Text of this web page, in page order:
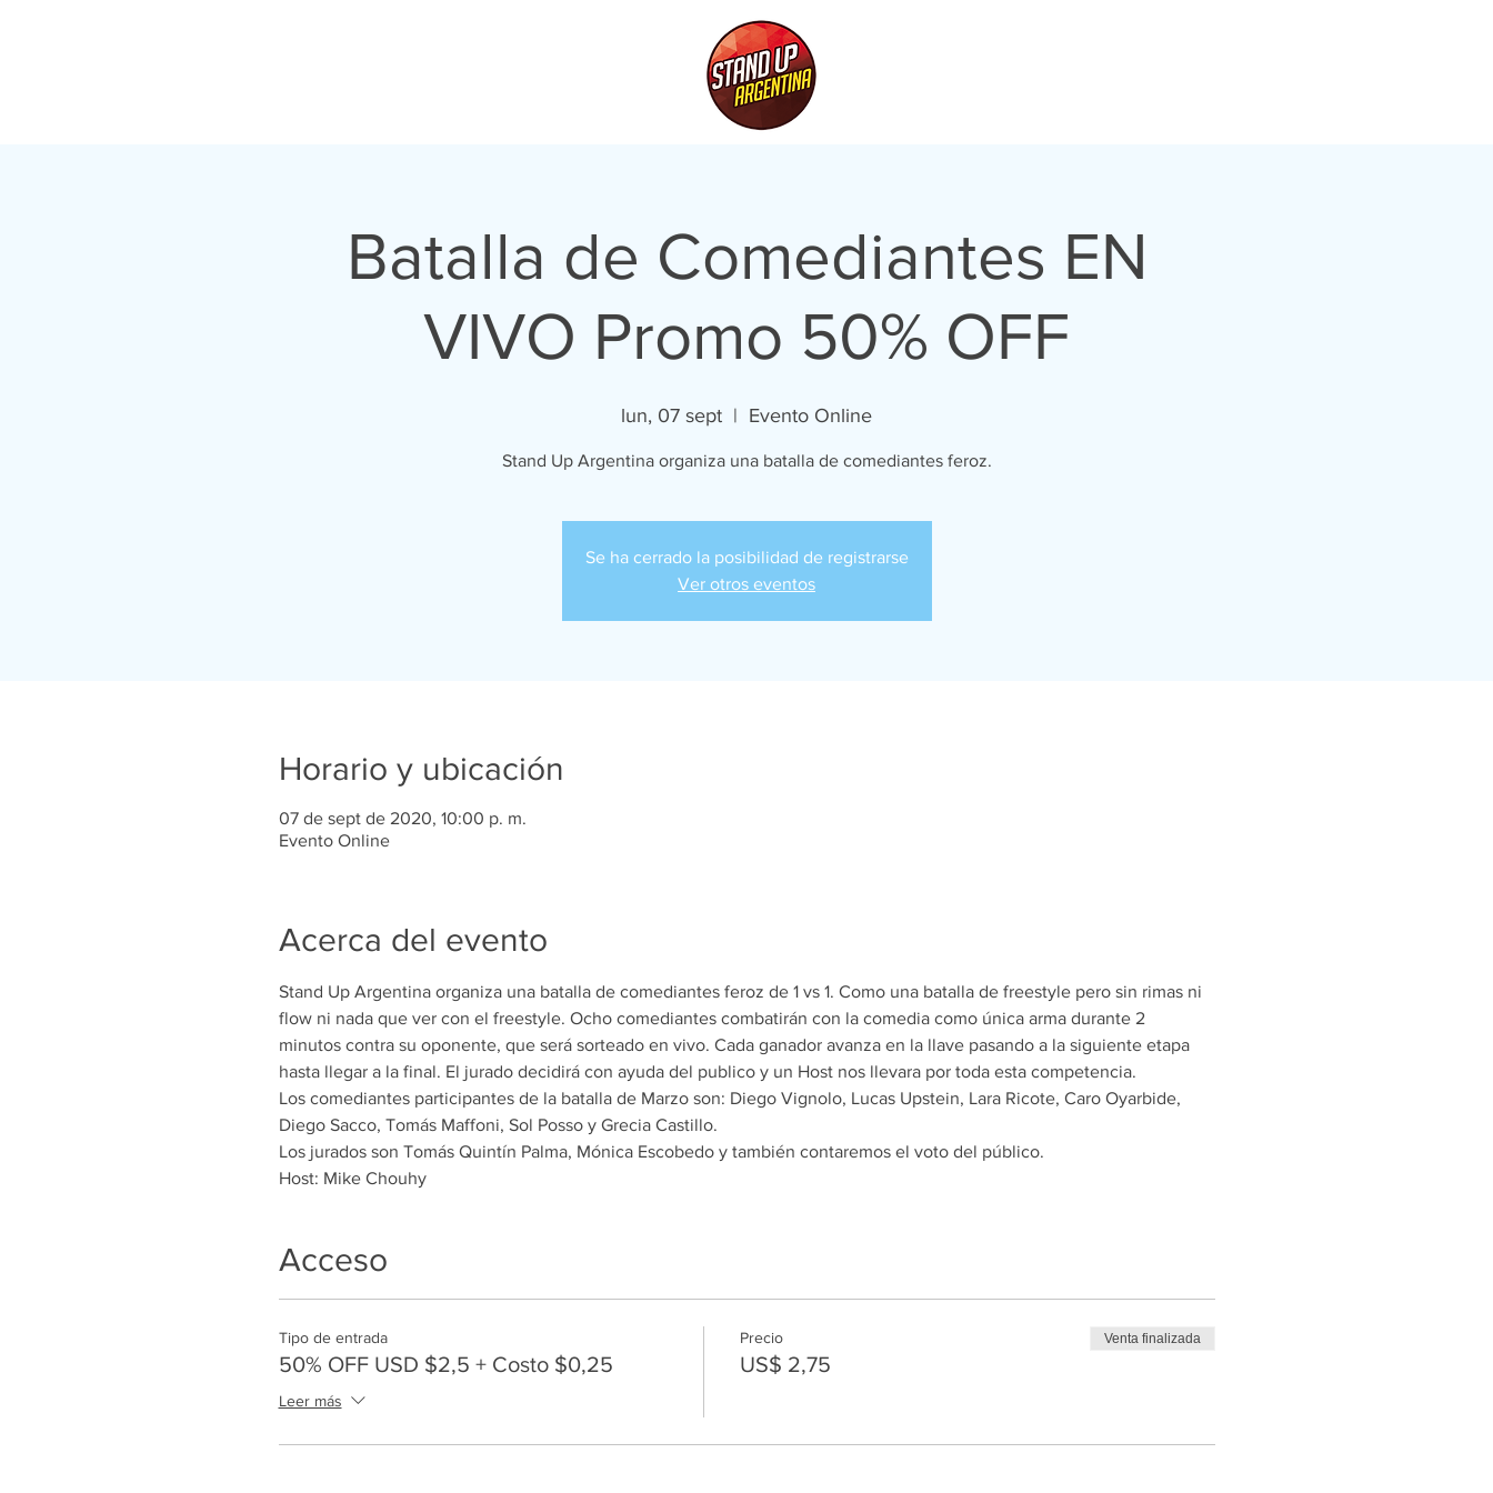
Batalla de Comediantes EN
VIVO Promo 50% OFF
lun, 07 sept
  |
Evento Online
Stand Up Argentina organiza una batalla de comediantes feroz.
Se ha cerrado la posibilidad de registrarse
Ver otros eventos
Horario y ubicación
07 de sept de 2020, 10:00 p. m.
Evento Online
Acerca del evento
Stand Up Argentina organiza una batalla de comediantes feroz de 1 vs 1. Como una batalla de freestyle pero sin rimas ni
flow ni nada que ver con el freestyle. Ocho comediantes combatirán con la comedia como única arma durante 2
minutos contra su oponente, que será sorteado en vivo. Cada ganador avanza en la llave pasando a la siguiente etapa
hasta llegar a la final. El jurado decidirá con ayuda del publico y un Host nos llevara por toda esta competencia.
Los comediantes participantes de la batalla de Marzo son: Diego Vignolo, Lucas Upstein, Lara Ricote, Caro Oyarbide,
Diego Sacco, Tomás Maffoni, Sol Posso y Grecia Castillo.
Los jurados son Tomás Quintín Palma, Mónica Escobedo y también contaremos el voto del público.
Host: Mike Chouhy
Acceso
Tipo de entrada
50% OFF USD $2,5 + Costo $0,25
Leer más
Precio
US$ 2,75
Venta finalizada